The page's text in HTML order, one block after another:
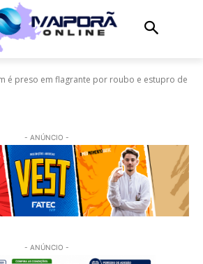
é preso em flagrante por roubo e estupro de
- ANÚNCIO -
- ANÚNCIO -